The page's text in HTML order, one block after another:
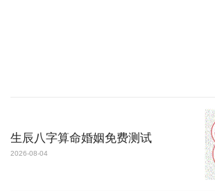
生辰八字算命婚姻免费测试
2026-08-04